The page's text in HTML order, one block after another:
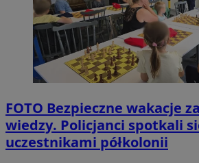
FOTO Bezpieczne wakacje
wiedzy. Policjanci spotkali
uczestnikami półkolonii